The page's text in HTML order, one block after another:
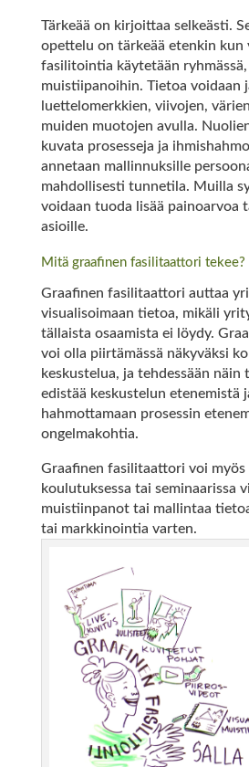
Tärkeää on kirjoittaa selkeästi.
opettelu on tärkeää etenkin kun
fasilitointia käytetään
muistiipanoihin. Tietoa voidaan
luettelomerkkien, viivojen,
muiden muotojen avulla.
kuvata prosesseja ja
annetaan mallinnuksille
mahdollisesti tunnetila. Muilla
voidaan tuoda lisää painoarvoa
asioille.
Mitä graafinen fasilitaattori tekee?
Graafinen fasilitaattori auttaa
visualisoimaan tietoa, mikäli
tällaista osaamista ei löydy.
voi olla piirtämässä näkyväksi
keskustelua, ja tehdessään näin
edistää keskustelun etenemistä
hahmottamaan prosessin
ongelmakohtia.
Graafinen fasilitaattori voi myös
koulutuksessa tai seminaarissa
muistiinpanot tai mallintaa
tai markkinointia varten.